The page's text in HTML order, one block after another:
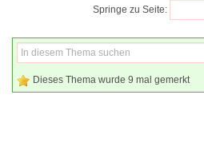
Springe zu Seite:
Dieses Thema wurde 9 mal gemerkt